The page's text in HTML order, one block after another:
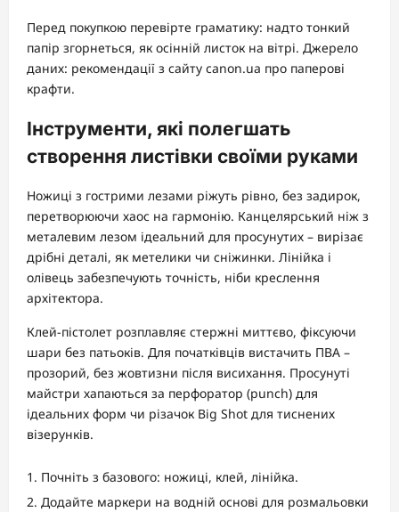
Перед покупкою перевірте граматику: надто тонкий
папір згорнеться, як осінній листок на вітрі. Джерело
даних: рекомендації з сайту canon.ua про паперові
крафти.
Інструменти, які полегшать
створення листівки своїми руками
Ножиці з гострими лезами ріжуть рівно, без задирок,
перетворюючи хаос на гармонію. Канцелярський ніж з
металевим лезом ідеальний для просунутих – вирізає
дрібні деталі, як метелики чи сніжинки. Лінійка і
олівець забезпечують точність, ніби креслення
архітектора.
Клей-пістолет розплавляє стержні миттєво, фіксуючи
шари без патьоків. Для початківців вистачить ПВА –
прозорий, без жовтизни після висихання. Просунуті
майстри хапаються за перфоратор (punch) для
ідеальних форм чи різачок Big Shot для тиснених
візерунків.
Почніть з базового: ножиці, клей, лінійка.
Додайте маркери на водній основі для розмальовки